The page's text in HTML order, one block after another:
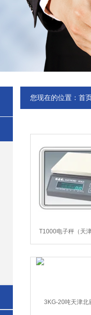
您现在的位置： 首
T1000电子秤（天